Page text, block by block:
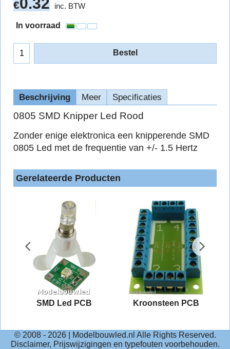
€ inc. BTW
In voorraad
Bestel
Beschrijving Meer Specificaties
0805 SMD Knipper Led Rood
Zonder enige elektronica een knipperende SMD
0805 Led met de frequentie van +/- 1.5 Hertz
Gerelateerde Producten
SMD Led PCB Kroonsteen PCB
© 2008 - 2026| Modelbouwled.nl Alle Rights Reserved.
Disclaimer, Prijswijzigingen en typefouten voorbehouden.